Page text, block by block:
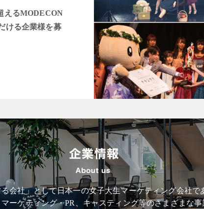
えるMODECON
ける企業様を募
会社」として日本一の女子大生マーケティング会社で
ーケティング・PR、キャスティング等のさまざまな